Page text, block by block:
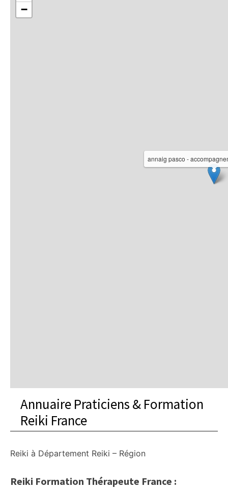
annaig pasco -
−
Annuaire Praticiens & Formation
Reiki France
Reiki à Département Reiki – Région
Reiki Formation Thérapeute France :